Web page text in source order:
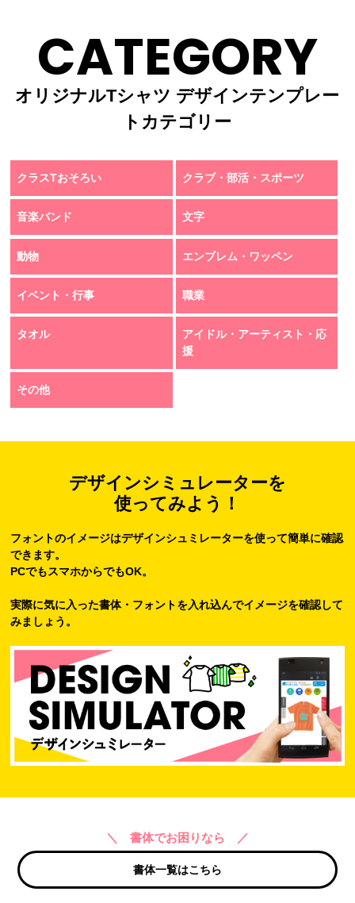
CATEGORY
オリジナルTシャツ デザインテンプレー
トカテゴリー
クラスTおそろい クラブ・部活・スポーツ
音楽バンド 文字
動物 エンブレム・ワッペン
イベント・行事 職業
タオル
アイドル・アーティスト・応
援
その他
デザインシミュレーターを
使ってみよう！
フォントのイメージはデザインシュミレーターを使って簡単に確認
できます。
PCでもスマホからでもOK。
実際に気に入った書体・フォントを入れ込んでイメージを確認して
みましょう。
＼ 書体でお困りなら ／
書体一覧はこちら